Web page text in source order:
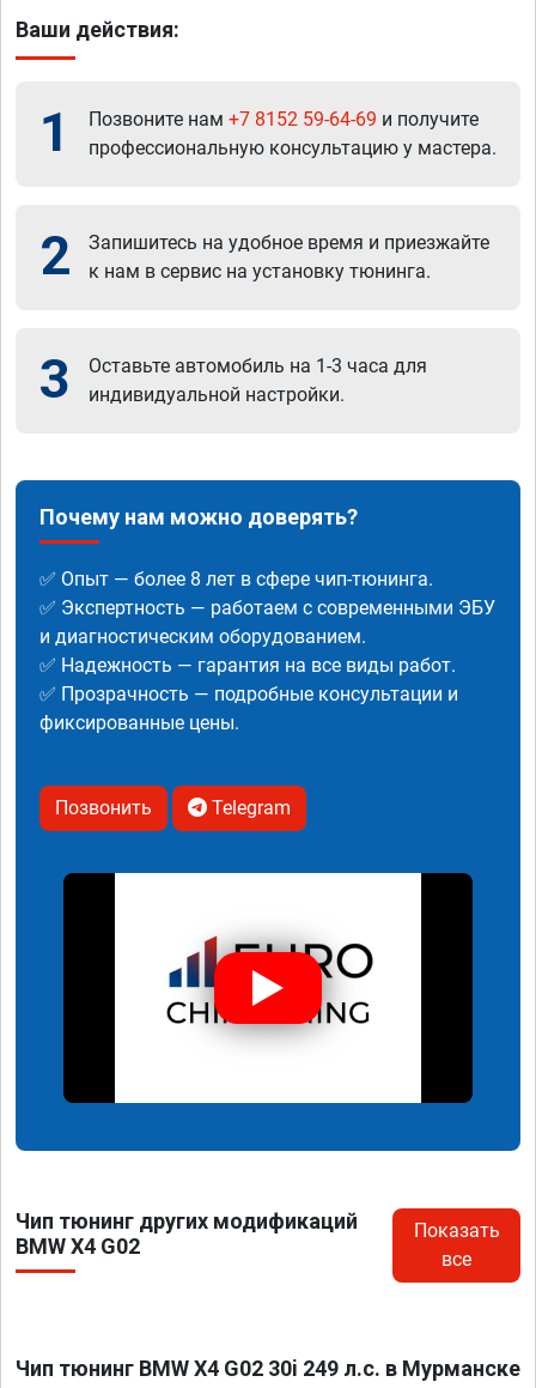
Ваши действия:
1 Позвоните нам +7 8152 59-64-69 и получите
профессиональную консультацию у мастера.
2
Запишитесь на удобное время и приезжайте
к нам в сервис на установку тюнинга.
3
Оставьте автомобиль на 1-3 часа для
индивидуальной настройки.
Почему нам можно доверять?
✅ Опыт — более 8 лет в сфере чип-тюнинга.
✅ Экспертность — работаем с современными ЭБУ
и диагностическим оборудованием.
✅ Надежность — гарантия на все виды работ.
✅ Прозрачность — подробные консультации и
фиксированные цены.
Позвонить Telegram
Чип тюнинг других модификаций
BMW X4 G02
Показать
все
Чип тюнинг BMW X4 G02 30i 249 л.с. в Мурманске